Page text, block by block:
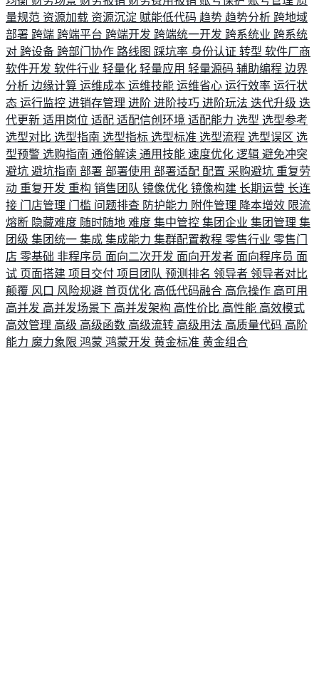
量规范 资源加载 资源沉淀 赋能低代码 趋势 趋势分析 跨地域
部署 跨端 跨端平台 跨端开发 跨端统一开发 跨系统业 跨系统
对 跨设备 跨部门协作 路线图 踩坑率 身份认证 转型 软件厂商
软件开发 软件行业 轻量化 轻量应用 轻量源码 辅助编程 边界
分析 边缘计算 运维成本 运维技能 运维省心 运行效率 运行状
态 运行监控 进销存管理 进阶 进阶技巧 进阶玩法 迭代升级 迭
代更新 适用岗位 适配 适配信创环境 适配能力 选型 选型参考
选型对比 选型指南 选型指标 选型标准 选型流程 选型误区 选
型预警 选购指南 通俗解读 通用技能 速度优化 逻辑 避免冲突
避坑 避坑指南 部署 部署使用 部署适配 配置 采购避坑 重复劳
动 重复开发 重构 销售团队 镜像优化 镜像构建 长期运营 长连
接 门店管理 门槛 问题排查 防护能力 附件管理 降本增效 限流
熔断 隐藏难度 随时随地 难度 集中管控 集团企业 集团管理 集
团级 集团统一 集成 集成能力 集群配置教程 零售行业 零售门
店 零基础 非程序员 面向二次开发 面向开发者 面向程序员 面
试 页面搭建 项目交付 项目团队 预测排名 领导者 领导者对比
颠覆 风口 风险规避 首页优化 高低代码融合 高危操作 高可用
高并发 高并发场景下 高并发架构 高性价比 高性能 高效模式
高效管理 高级 高级函数 高级流转 高级用法 高质量代码 高阶
能力 魔力象限 鸿蒙 鸿蒙开发 黄金标准 黄金组合